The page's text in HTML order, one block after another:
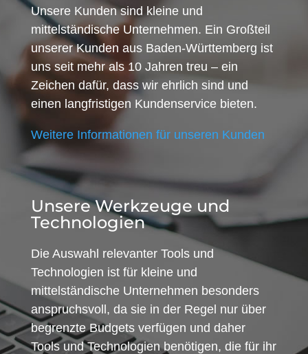
Unsere Kunden sind kleine und
mittelständische Unternehmen. Ein Großteil
unserer Kunden aus Baden-Württemberg ist
uns seit mehr als 10 Jahren treu – ein
Zeichen dafür, dass wir ehrlich sind und
einen langfristigen Kundenservice bieten.
Weitere Informationen für unseren Kunden
Unsere Werkzeuge und
Technologien
Die Auswahl relevanter Tools und
Technologien ist für kleine und
mittelständische Unternehmen besonders
anspruchsvoll, da sie in der Regel nur über
begrenzte Budgets verfügen und daher
Tools und Technologien benötigen, die für ihr